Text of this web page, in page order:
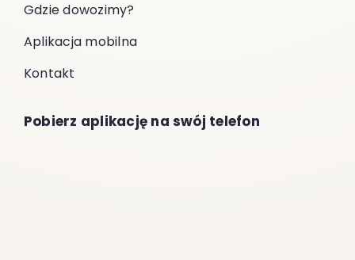
Gdzie dowozimy?
Aplikacja mobilna
Kontakt
Pobierz aplikację na swój telefon